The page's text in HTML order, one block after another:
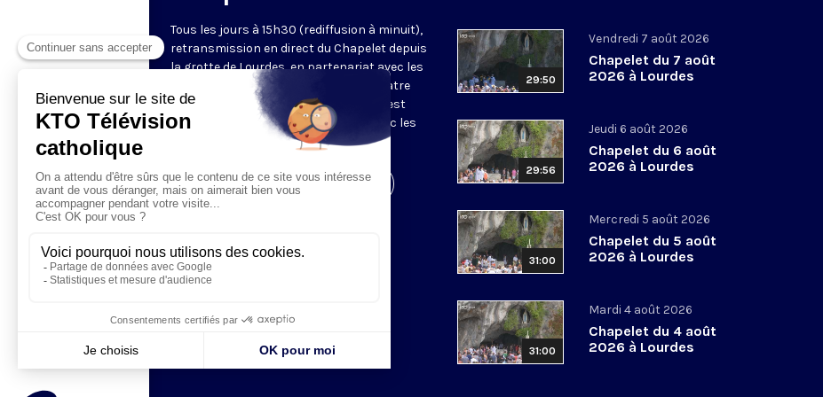
Tous les jours à 15h30 (rediffusion à minuit),
retransmission en direct du Chapelet depuis
la grotte de Lourdes, en partenariat avec les
Sanctuaires. Chaque jour, l'une des quatre
méditations des mystères du Rosaire est
proposée en communion de prière avec les
Visiter la page de l'émission
29:50
Vendredi 7 août 2026
Chapelet du 7 août
2026 à Lourdes
29:56
Jeudi 6 août 2026
Chapelet du 6 août
2026 à Lourdes
31:00
Mercredi 5 août 2026
Chapelet du 5 août
2026 à Lourdes
31:00
Mardi 4 août 2026
Chapelet du 4 août
2026 à Lourdes